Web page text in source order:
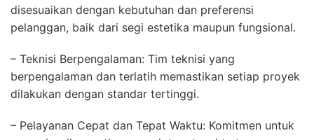
disesuaikan dengan kebutuhan dan preferensi
pelanggan, baik dari segi estetika maupun fungsional.
– Teknisi Berpengalaman: Tim teknisi yang
berpengalaman dan terlatih memastikan setiap proyek
dilakukan dengan standar tertinggi.
– Pelayanan Cepat dan Tepat Waktu: Komitmen untuk